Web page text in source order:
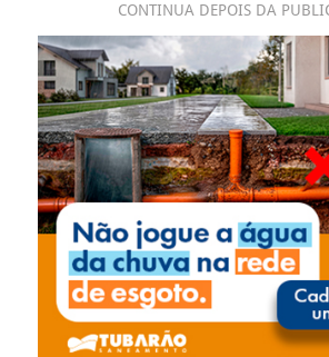
CONTINUA DEPOIS DA